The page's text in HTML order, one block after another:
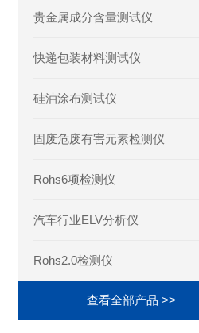
贵金属成分含量测试仪
快递包装材料测试仪
硅油涂布测试仪
固废危废有害元素检测仪
Rohs6项检测仪
汽车行业ELV分析仪
Rohs2.0检测仪
查看全部产品 >>